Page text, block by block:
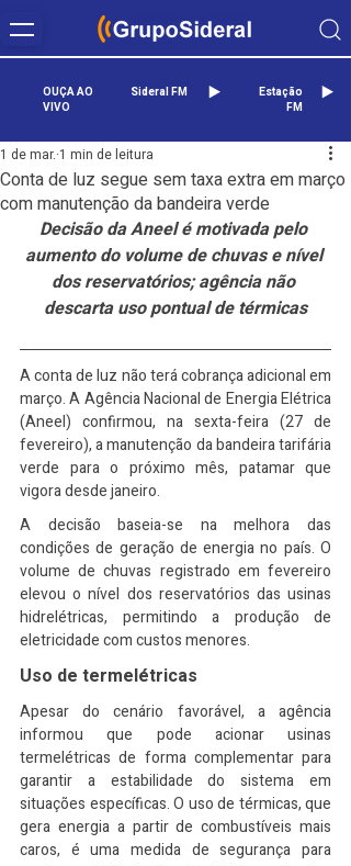
OUÇA AO
VIVO
Sideral FM
Estação
FM
Conta de luz segue sem taxa extra em março
com manutenção da bandeira verde
1 de mar. 1 min de leitura
Decisão da Aneel é motivada pelo
aumento do volume de chuvas e nível
dos reservatórios; agência não
descarta uso pontual de térmicas
A conta de luz não terá cobrança adicional em
março. A Agência Nacional de Energia Elétrica
(Aneel) confirmou, na sexta-feira (27 de
fevereiro), a manutenção da bandeira tarifária
verde para o próximo mês, patamar que
vigora desde janeiro.
A decisão baseia-se na melhora das
condições de geração de energia no país. O
volume de chuvas registrado em fevereiro
elevou o nível dos reservatórios das usinas
hidrelétricas, permitindo a produção de
eletricidade com custos menores.
Uso de termelétricas
Apesar do cenário favorável, a agência
informou que pode acionar usinas
termelétricas de forma complementar para
garantir a estabilidade do sistema em
situações específicas. O uso de térmicas, que
gera energia a partir de combustíveis mais
caros, é uma medida de segurança para